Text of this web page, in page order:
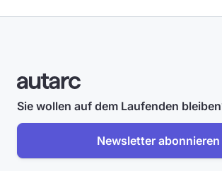
Sie wollen auf dem Laufenden
Newsletter abonnieren